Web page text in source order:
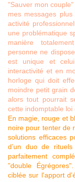
"Sauver mon
mes messages
activité
une problématique
manière
personne ne
est unique et
interactivité et en
horloge qui doit
moindre petit grain
alors tout pourrait
cette indomptable loi
En magie, rouge et
noire pour tenter de
solutions efficaces
d’un duo de
parfaitement
"double
ciblée sur l'apport